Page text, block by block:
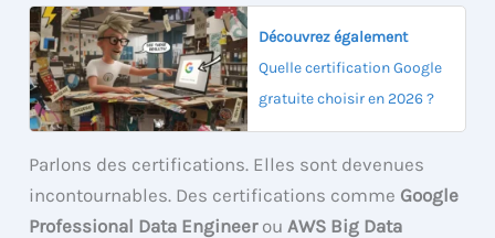
Découvrez également
Quelle certification Google
gratuite choisir en 2026 ?
Parlons des certifications. Elles sont devenues
incontournables. Des certifications comme Google
Professional Data Engineerou AWS Big Data